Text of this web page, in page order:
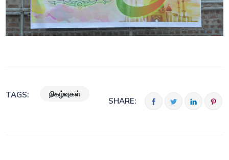
TAGS: நிகழ்வுகள்
SHARE: